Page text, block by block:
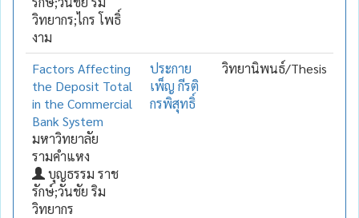
วิทยากร;ไกร โพธิ์
งาม
Factors Affecting
the Deposit Total
in the Commercial
Bank System
มหาวิทยาลัย
รามคำแหง
บุญธรรม ราช
รักษ์;วันชัย ริม
วิทยากร
ประกาย
เพ็ญ กีรติ
กรพิสุทธิ์
วิทยานิพนธ์/Thesis